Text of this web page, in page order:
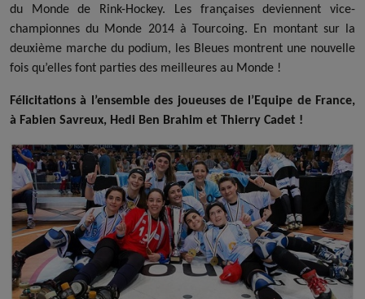
du Monde de Rink-Hockey. Les françaises deviennent vice-
championnes du Monde 2014 à Tourcoing. En montant sur la
deuxième marche du podium, les Bleues montrent une nouvelle
fois qu’elles font parties des meilleures au Monde !
Félicitations à l’ensemble des joueuses de l’Equipe de France,
à Fabien Savreux, Hedi Ben Brahim et Thierry Cadet !